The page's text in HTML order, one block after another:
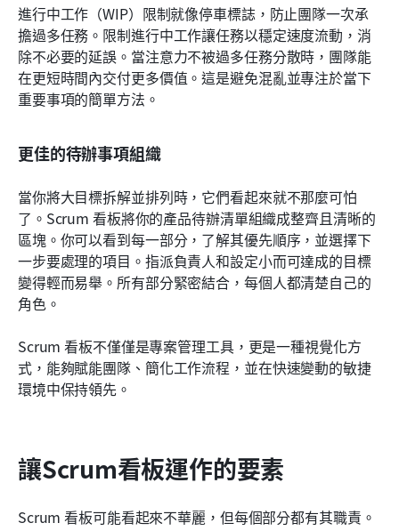
進行中工作（WIP）限制就像停車標誌，防止團隊一次承
擔過多任務。限制進行中工作讓任務以穩定速度流動，消
除不必要的延誤。當注意力不被過多任務分散時，團隊能
在更短時間內交付更多價值。這是避免混亂並專注於當下
重要事項的簡單方法。
更佳的待辦事項組織
當你將大目標拆解並排列時，它們看起來就不那麼可怕
了。Scrum 看板將你的產品待辦清單組織成整齊且清晰的
區塊。你可以看到每一部分，了解其優先順序，並選擇下
一步要處理的項目。指派負責人和設定小而可達成的目標
變得輕而易舉。所有部分緊密結合，每個人都清楚自己的
角色。
Scrum 看板不僅僅是專案管理工具，更是一種視覺化方
式，能夠賦能團隊、簡化工作流程，並在快速變動的敏捷
環境中保持領先。
讓Scrum看板運作的要素
Scrum 看板可能看起來不華麗，但每個部分都有其職責。